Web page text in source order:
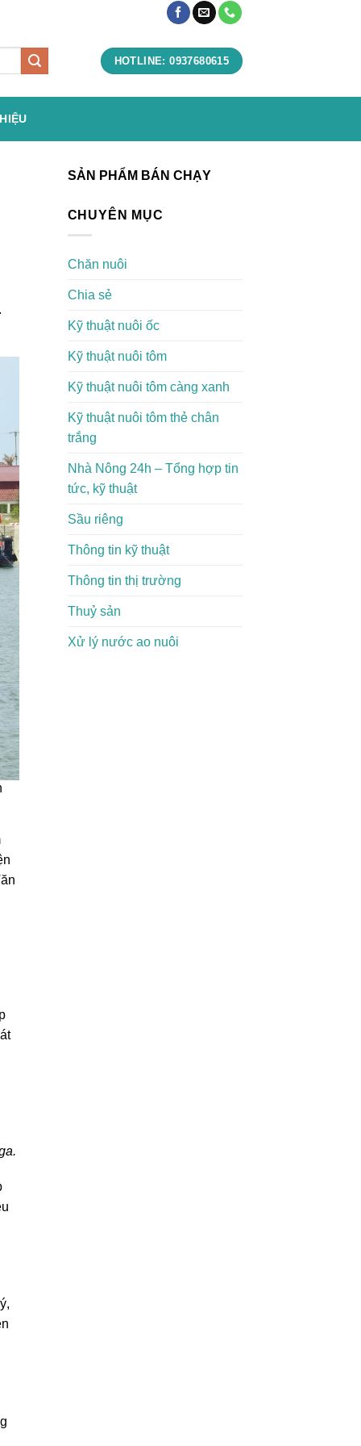
HOTLINE: 0937680615
SẢN PHẨM BÁN CHẠY
CHUYÊN MỤC
Chăn nuôi
Chia sẻ
Kỹ thuật nuôi ốc
Kỹ thuật nuôi tôm
Kỹ thuật nuôi tôm càng xanh
Kỹ thuật nuôi tôm thẻ chân
trắng
Nhà Nông 24h – Tổng hợp tin
tức, kỹ thuật
Sầu riêng
Thông tin kỹ thuật
Thông tin thị trường
Thuỷ sản
Xử lý nước ao nuôi